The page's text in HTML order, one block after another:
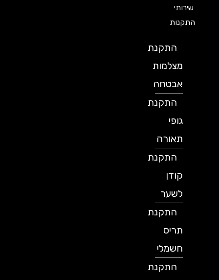
שירותי
התקנות
התקנת
מצלמות
אבטחה
התקנת
תאורה
התקנת
לשער
התקנת
תריס
חשמלי
התקנת